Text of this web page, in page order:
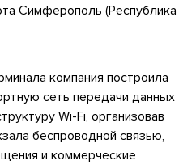
Симферополь (Республика
компания построила
сеть передачи данных
Wi-Fi, организовав
беспроводной связью,
и коммерческие